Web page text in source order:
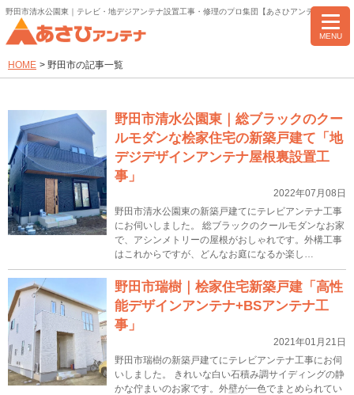
野田市清水公園東｜テレビ・地デジアンテナ設置工事・修理のプロ集団【あさひアンテナ】
MENU
HOME > 野田市の記事一覧
野田市清水公園東｜総ブラックのクー
ルモダンな桧家住宅の新築戸建て「地
デジデザインアンテナ屋根裏設置工
事」
2022年07月08日
野田市清水公園東の新築戸建てにテレビアンテナ工事
にお伺いしました。 総ブラックのクールモダンなお家
で、アシンメトリーの屋根がおしゃれです。外構工事
はこれからですが、どんなお庭になるか楽し…
野田市瑞樹｜桧家住宅新築戸建「高性
能デザインアンテナ+BSアンテナ工
事」
2021年01月21日
野田市瑞樹の新築戸建てにテレビアンテナ工事にお伺
いしました。 きれいな白い石積み調サイディングの静
かな佇まいのお家です。外壁が一色でまとめられてい